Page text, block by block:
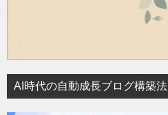
AI時代の自動成長ブログ構築法